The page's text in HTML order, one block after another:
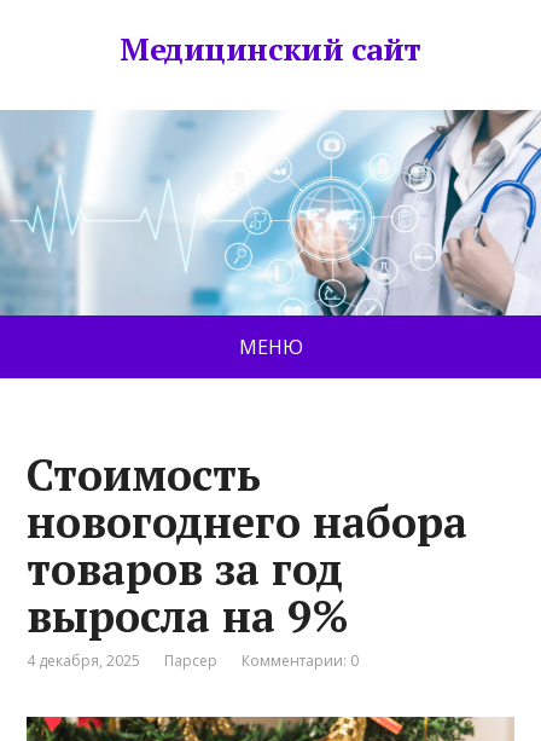
Медицинский сайт
МЕНЮ
Стоимость
новогоднего набора
товаров за год
выросла на 9%
4 декабря, 2025 Парсер Комментарии: 0